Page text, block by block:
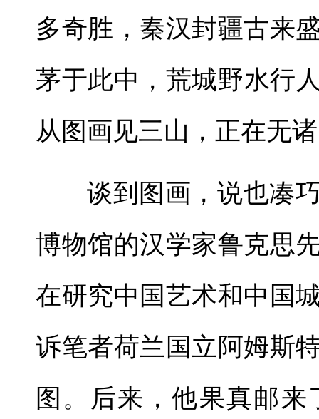
多奇胜，秦汉封疆古来
茅于此中，荒城野水行
从图画见三山，正在无
谈到图画，说也凑
博物馆的汉学家鲁克思
在研究中国艺术和中国
诉笔者荷兰国立阿姆斯
图。后来，他果真邮